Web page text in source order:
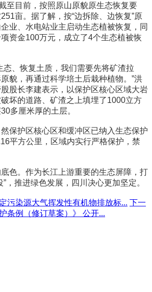
至目前，按照原山原貌原生态恢复要
亩。据了解，按“边拆除、边恢复”原
业、水电站业主启动生态植被恢复，同
资金100万元，成立了4个生态植被恢
、恢复土质，我们需要先将矿渣拉
貌，再通过科学培土后栽种植物。”洪
股长李建表示，以保护区核心区域大岩
坏的道路、矿渣之上填埋了1000立方
多厘米厚的土层。
护区核心区和缓冲区已纳入生态保护
平方公里，区域内实行严格保护，禁
。作为长江上游重要的生态屏障，打
，推进绿色发展，四川决心更加坚定。
污染源大气挥发性有机物排放标... 下一
条例（修订草案）》 公开...